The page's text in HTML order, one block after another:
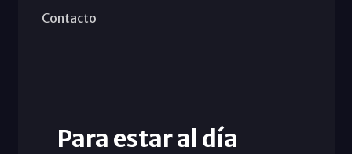
Contacto
Para estar al día